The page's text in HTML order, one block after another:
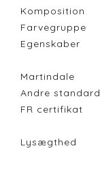
Komposition
Farvegruppe
Egenskaber
Martindale
Andre
FR certifikat
Lysægthed